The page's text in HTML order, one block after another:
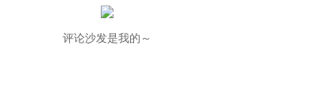
评论沙发是我的～